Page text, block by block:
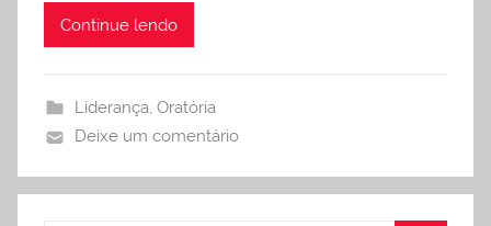
Continue lendo
Liderança, Oratória
Deixe um comentário